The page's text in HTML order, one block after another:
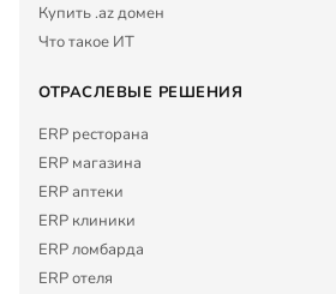
Купить .az домен
Что такое ИТ
ОТРАСЛЕВЫЕ РЕШЕНИЯ
ERP ресторана
ERP магазина
ERP аптеки
ERP клиники
ERP ломбарда
ERP отеля